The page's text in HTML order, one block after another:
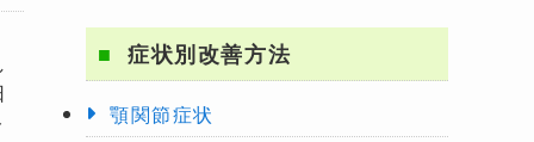
症状別改善方法
顎関節症状